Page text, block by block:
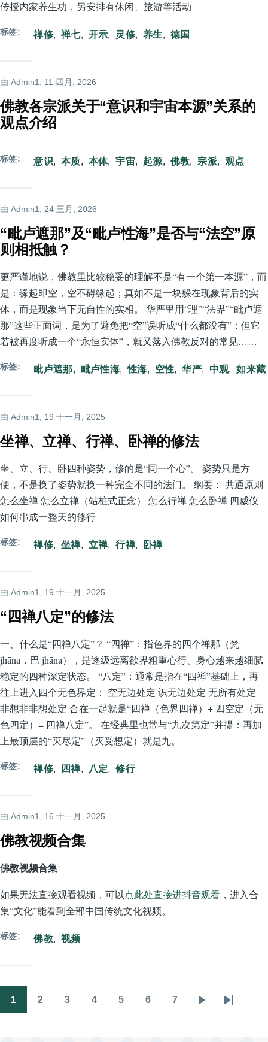
传授内家养生功，另安排有休闲、旅游等活动
标签 禅修 禅七 开示 灵修 养生 德国
由 Admin1 , 11 四月, 2026
佛教各宗派关于“意识和宇宙本源”关系的
观点介绍
标签 意识 本质 本体 宇宙 起源 佛教 宗派 观点
由 Admin1 , 24 三月, 2026
“毗卢遮那”及“毗卢性海”是否与“法空”原
则相抵触？
更严谨地说，佛教里比较稳妥的理解不是“有一个第一本源”，而
是：缘起即空，空不碍缘起；真如不是一块躲在现象背后的实
体，而是现象当下无自性的实相。 华严里用“理”“法界”“毗卢遮
那”这些正面词，是为了避免把“空”误听成“什么都没有”；但它
若被再度听成一个“永恒实体”，就又落入佛教反对的常见……
标签 毗卢遮那 毗卢性海 性海 空性 华严 中观 如来藏
由 Admin1 , 19 十一月, 2025
坐禅、立禅、行禅、卧禅的修法
坐、立、行、卧四种姿势，修的是“同一个心”。 姿势只是方
便，不是换了姿势就换一种完全不同的法门。 纲要： 共通原则
怎么坐禅 怎么立禅（站桩式正念） 怎么行禅 怎么卧禅 四威仪
如何串成一整天的修行
标签 禅修 坐禅 立禅 行禅 卧禅
由 Admin1 , 19 十一月, 2025
“四禅八定”的修法
一、什么是“四禅八定”？ “四禅”：指色界的四个禅那（梵
jhāna，巴 jhāna），是逐级远离欲界粗重心行、身心越来越细腻
稳定的四种深定状态。 “八定”：通常是指在“四禅”基础上，再
往上进入四个无色界定： 空无边处定 识无边处定 无所有处定
非想非非想处定 合在一起就是“四禅（色界四禅）+ 四空定（无
色四定）= 四禅八定”。 在经典里也常与“九次第定”并提：再加
上最顶层的“灭尽定”（灭受想定）就是九。
标签 禅修 四禅 八定 修行
由 Admin1 , 16 十一月, 2025
佛教视频合集
佛教视频合集
如果无法直接观看视频，可以点此处直接进抖音观看 ，进入合
集“文化”能看到全部中国传统文化视频。
标签 佛教 视频
1 2 3 4 5 6 7
末